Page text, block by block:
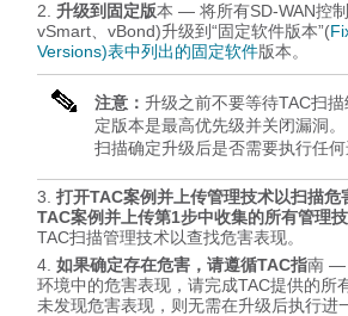
升级到固定版本 — 将所有SD-WAN控
vSmart、vBond)升级到“固定软件版本”(
Versions)表中列出的固定软件版本。
注意： 升级之前不要等待TAC扫
定版本是最高优先级并关闭漏洞
扫描确定升级后是否需要执行任何
打开TAC案例并上传管理技术以扫描
TAC案例并上传第1步中收集的所有管理
TAC扫描管理技术以查找危害表现。
如果确定存在危害，请遵循TAC指南 —
环境中的危害表现，请完成TAC提供的所
未发现危害表现，则无需在升级后执行进